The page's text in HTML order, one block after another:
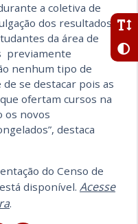
a coletiva de
dos resultados,
da área de
previamente
nenhum tipo de
se destacar pois as
ofertam cursos na
os novos
destaca
do Censo de
disponível. Acesse
.